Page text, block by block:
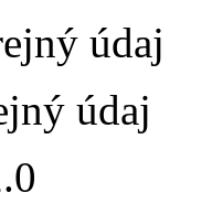
údaj
údaj